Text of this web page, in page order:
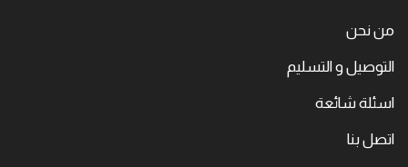
من نحن
التوصيل و التسليم
اسئلة شائعة
اتصل بنا